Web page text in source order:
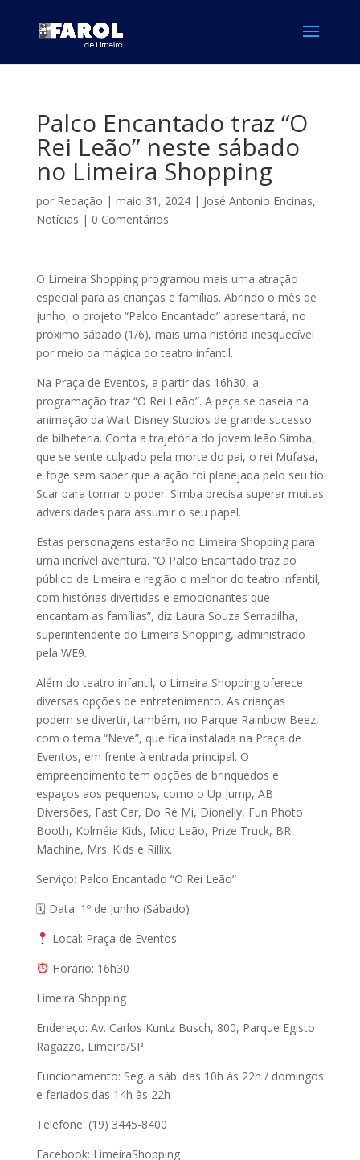
Palco Encantado traz “O
Rei Leão” neste sábado
no Limeira Shopping
por Redação | maio 31, 2024| José Antonio Encinas,
Notícias | 0 Comentários
O Limeira Shopping programou mais uma atração
especial para as crianças e famílias. Abrindo o mês de
junho, o projeto “Palco Encantado” apresentará, no
próximo sábado (1/6), mais uma história inesquecível
por meio da mágica do teatro infantil.
Na Praça de Eventos, a partir das 16h30, a
programação traz “O Rei Leão”. A peça se baseia na
animação da Walt Disney Studios de grande sucesso
de bilheteria. Conta a trajetória do jovem leão Simba,
que se sente culpado pela morte do pai, o rei Mufasa,
e foge sem saber que a ação foi planejada pelo seu tio
Scar para tomar o poder. Simba precisa superar muitas
adversidades para assumir o seu papel.
Estas personagens estarão no Limeira Shopping para
uma incrível aventura. “O Palco Encantado traz ao
público de Limeira e região o melhor do teatro infantil,
com histórias divertidas e emocionantes que
encantam as famílias”, diz Laura Souza Serradilha,
superintendente do Limeira Shopping, administrado
pela WE9.
Além do teatro infantil, o Limeira Shopping oferece
diversas opções de entretenimento. As crianças
podem se divertir, também, no Parque Rainbow Beez,
com o tema “Neve”, que fica instalada na Praça de
Eventos, em frente à entrada principal. O
empreendimento tem opções de brinquedos e
espaços aos pequenos, como o Up Jump, AB
Diversões, Fast Car, Do Ré Mi, Dionelly, Fun Photo
Booth, Kolméia Kids, Mico Leão, Prize Truck, BR
Machine, Mrs. Kids e Rillix.
Serviço: Palco Encantado “O Rei Leão”
🗓 Data: 1º de Junho (Sábado)
Local: Praça de Eventos
Horário: 16h30
Limeira Shopping
Endereço: Av. Carlos Kuntz Busch, 800, Parque Egisto
Ragazzo, Limeira/SP
Funcionamento: Seg. a sáb. das 10h às 22h / domingos
e feriados das 14h às 22h
Telefone: (19) 3445-8400
Facebook: LimeiraShopping